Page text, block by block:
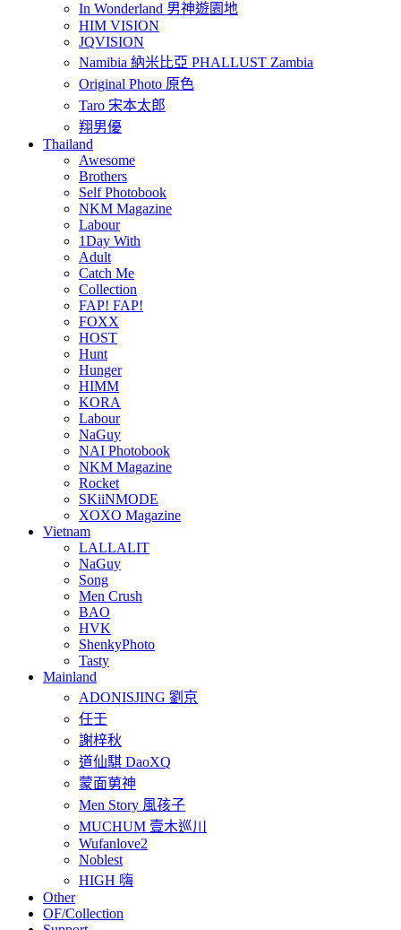
In Wonderland 男神遊園地
HIM VISION
JQVISION
Namibia 納米比亞 PHALLUST Zambia
Original Photo 原色
Taro 宋本太郎
翔男優
Thailand
Awesome
Brothers
Self Photobook
NKM Magazine
Labour
1Day With
Adult
Catch Me
Collection
FAP! FAP!
FOXX
HOST
Hunt
Hunger
HIMM
KORA
Labour
NaGuy
NAI Photobook
NKM Magazine
Rocket
SKiiNMODE
XOXO Magazine
Vietnam
LALLALIT
NaGuy
Song
Men Crush
BAO
HVK
ShenkyPhoto
Tasty
Mainland
ADONISJING 劉京
任壬
謝梓秋
道仙騏 DaoXQ
蒙面莮神
Men Story 風孩子
MUCHUM 壹木巡川
Wufanlove2
Noblest
HIGH 嗨
Other
OF/Collection